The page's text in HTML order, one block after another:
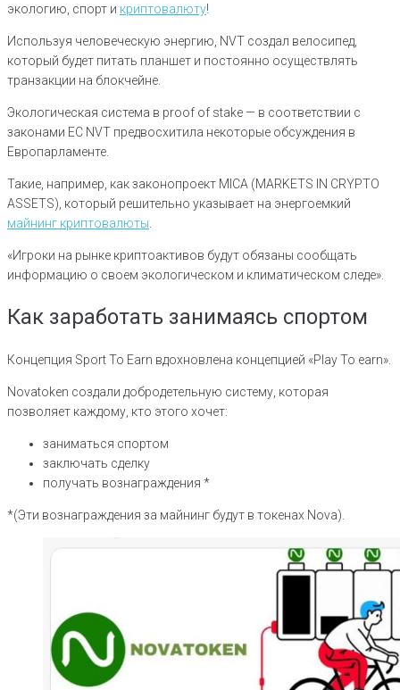
экологию, спорт и криптовалюту!
Используя человеческую энергию, NVT создал велосипед,
который будет питать планшет и постоянно осуществлять
транзакции на блокчейне.
Экологическая система в proof of stake — в соответствии с
законами ЕС NVT предвосхитила некоторые обсуждения в
Европарламенте.
Такие, например, как законопроект MICA (MARKETS IN CRYPTO
ASSETS), который решительно указывает на энергоемкий
майнинг криптовалюты
«Игроки на рынке криптоактивов будут обязаны сообщать
информацию о своем экологическом и климатическом следе».
Как заработать занимаясь спортом
Концепция Sport To Earn вдохновлена концепцией «Play To earn».
Novatoken создали добродетельную систему, которая
позволяет каждому, кто этого хочет:
заниматься спортом
заключать сделку
получать вознаграждения *
*(Эти вознаграждения за майнинг будут в токенах Nova).